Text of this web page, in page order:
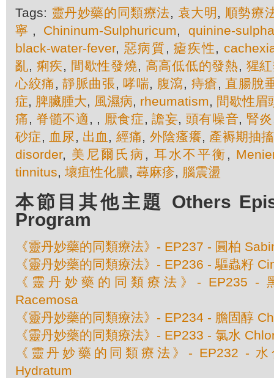
Tags: 靈丹妙藥的同類療法, 袁大明 , 順勢療
寧 , Chininum-Sulphuricum,quinine-
black-water-fever, 惡病質,瘧疾性,
亂, 痢疾, 間歇性發燒, 高高低低的發熱, 猩
心絞痛,靜脈曲張, 哮喘, 腹瀉, 痔瘡, 直腸脫
症, 脾臟腫大, 風濕病, rheumatism, 間歇性眉
痛, 脊髓不適 , , 厭食症,譫妄, 頭有噪音, 腎炎
砂症, 血尿 , 出血 , 經痛, 外陰瘙癢, 產褥期抽搐
disorder, 美尼爾氏病 , 耳水不平衡 ,
tinnitus, 壞疽性化膿, 蕁麻疹, 腦震盪
本節目其他主題 Others
Program
《靈丹妙藥的同類療法》- EP237 - 圓柏
《靈丹妙藥的同類療法》- EP236 - 驅蟲籽
《靈丹妙藥的同類療法》- EP235 -
Racemosa
《靈丹妙藥的同類療法》- EP234 - 膽固醇
《靈丹妙藥的同類療法》- EP233 - 氯水
《靈丹妙藥的同類療法》- EP232 - 水
Hydratum